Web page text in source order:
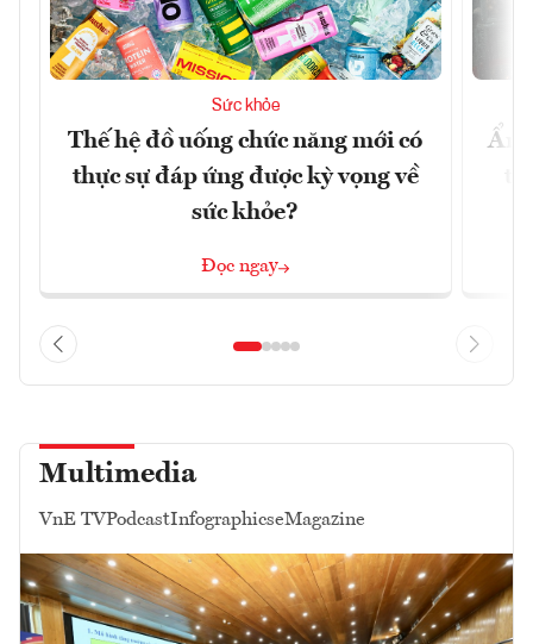
Sức khỏe
Thế hệ đồ uống chức năng mới có
thực sự đáp ứng được kỳ vọng về
sức khỏe?
Đọc ngay
Ẩm
Multimedia
VnE TVPodcastInfographicseMagazine